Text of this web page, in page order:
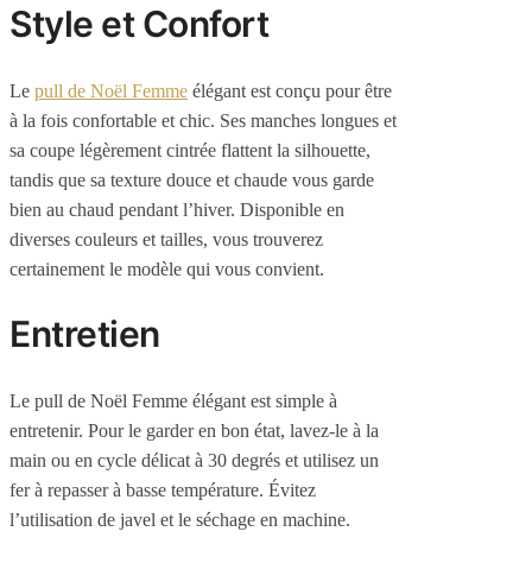
Style et Confort
Le pull de Noël Femme élégant est conçu pour être
à la fois confortable et chic. Ses manches longues et
sa coupe légèrement cintrée flattent la silhouette,
tandis que sa texture douce et chaude vous garde
bien au chaud pendant l’hiver. Disponible en
diverses couleurs et tailles, vous trouverez
certainement le modèle qui vous convient.
Entretien
Le pull de Noël Femme élégant est simple à
entretenir. Pour le garder en bon état, lavez-le à la
main ou en cycle délicat à 30 degrés et utilisez un
fer à repasser à basse température. Évitez
l’utilisation de javel et le séchage en machine.